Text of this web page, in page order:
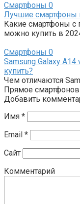
Смартфоны 0
Лучшие смартфоны
Какие смартфоны с
можно купить в
Смартфоны 0
Samsung Galaxy
купить?
Чем отличаются
Прямое смартфонов
Добавить
Имя *
Email *
Сайт
Комментарий